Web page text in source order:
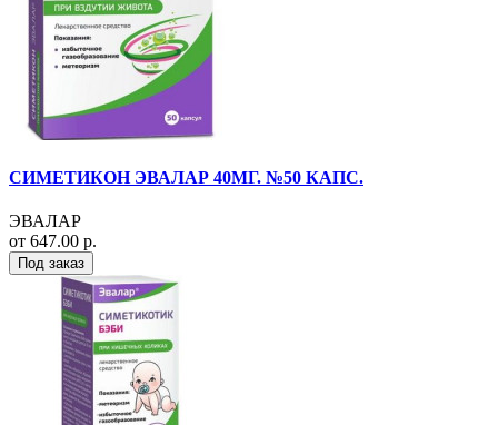
СИМЕТИКОН ЭВАЛАР 40МГ. №50 КАПС.
ЭВАЛАР
от 647.00 р.
Под заказ